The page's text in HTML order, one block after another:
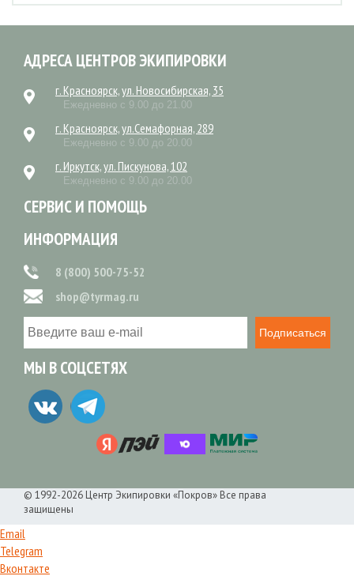
АДРЕСА ЦЕНТРОВ ЭКИПИРОВКИ
г. Красноярск, ул. Новосибирская, 35
Ежедневно с 9.00 до 21.00
г. Красноярск, ул.Семафорная, 289
Ежедневно с 9.00 до 20.00
г. Иркутск, ул. Пискунова, 102
Ежедневно с 9.00 до 20.00
СЕРВИС И ПОМОЩЬ
ИНФОРМАЦИЯ
8 (800) 500-75-52
shop@tyrmag.ru
Подписаться
МЫ В СОЦСЕТЯХ
© 1992-2026 Центр Экипировки «Покров» Все права
защищены
Email
Telegram
Вконтакте